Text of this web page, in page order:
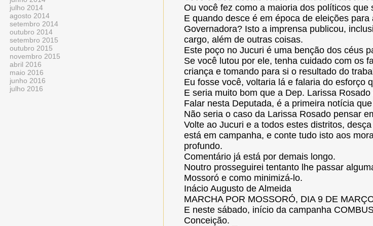
Ou você fez como a maioria dos políticos
E quando desce é em época de eleições
Governadora? Isto a imprensa publicou,
cargo, além de outras coisas.
Este poço no Jucuri é uma benção dos céus
Se você lutou por ele, tenha cuidado com os
criança e tomando para si o resultado do
Eu fosse você, voltaria lá e falaria do esforço
E seria muito bom que a Dep. Larissa Rosado
Falar nesta Deputada, é a primeira notícia
Não seria o caso da Larissa Rosado pensar
Volte ao Jucuri e a todos estes distritos,
está em campanha, e conte tudo isto aos
profundo.
Comentário já está por demais longo.
Noutro prosseguirei tentanto lhe passar
Mossoró e como minimizá-lo.
Inácio Augusto de Almeida
MARCHA POR MOSSORÓ, DIA 9 DE
E neste sábado, início da campanha
Conceição.
julho 2014
agosto 2014
setembro 2014
outubro 2014
setembro 2015
outubro 2015
novembro 2015
abril 2016
maio 2016
junho 2016
julho 2016